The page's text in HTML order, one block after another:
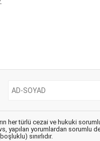
her türlü cezai ve hukuki
yapılan yorumlardan sorumlu
sınırlıdır.